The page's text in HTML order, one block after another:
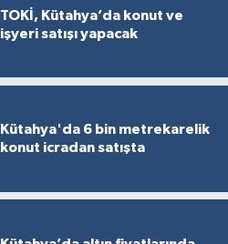
TOKİ, Kütahya’da konut ve
işyeri satışı yapacak
Kütahya'da 6 bin metrekarelik
konut icradan satışta